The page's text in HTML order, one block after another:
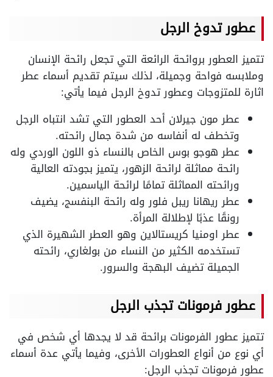
عطور تدوخ الرجل
تتميز العطور بروائحة الرائعة التي تجعل رائحة الإنسان
وملابسه فواحة وجميلة، لذلك سيتم تقديم أسماء عطر
اثارة للمتزوجات وعطور تدوخ الرجل فيما يأتي:
عطر مون جيرلان أحد العطور التي تشد انتباه الرجل
وتخطف له أنفاسه من شدة جمال رائحته.
عطر هوجو بوس الخاص بالنساء ذو اللون الوردي وله
رائحة مماثلة لرائحة الزهور، يتميز بجودته العالية
ورائحته المماثلة تمامًا لرائحة الياسمين.
عطر ريهانا ريبل فلور وله رائحة البنفسج، يضيف
رونقًا عذبًا لإطلالة المرأة.
عطر اومنيا كريستالاين وهو العطر الشهيرة الذي
تستخدمه الكثير من النساء من بولغاري، رائحته
الجميلة تضيف البهجة والسرور.
عطور فرمونات تجذب الرجل
تتميز عطور الفرمونات برائحة قد لا يجدها أي شخص في
أي نوع من أنواع العطورات الأخرى، وفيما يأتي عدة أسماء
عطور فرمونات تجذب الرجل: